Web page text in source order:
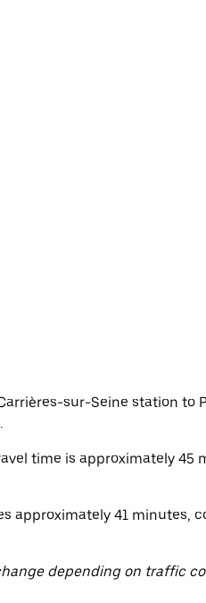
sur-Seine station to
time is approximately
approximately 41 minutes,
depending on traffic